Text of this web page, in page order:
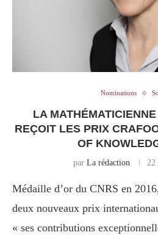
Nominations
LA
REÇOIT LES PRIX
OF
par La rédaction 22
Médaille d’or du CNRS en
deux nouveaux prix
« ses contributions